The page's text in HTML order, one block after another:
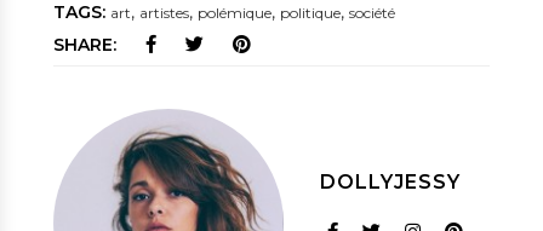
TAGS: art, artistes, polémique, politique, société
SHARE:
DOLLYJESSY